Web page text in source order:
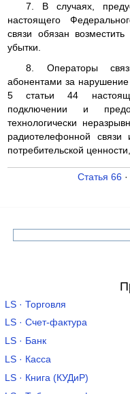
7. В случаях,
настоящего
связи обязан
убытки.
8. Операторы
абонентами за нарушение
5 статьи 44
подключении и
технологически
радиотелефонной
потребительской
Статья 66·
LS · Торговля
LS · Счет-фактура
LS · Банк
LS · Касса
LS · Книга (КУДиР)